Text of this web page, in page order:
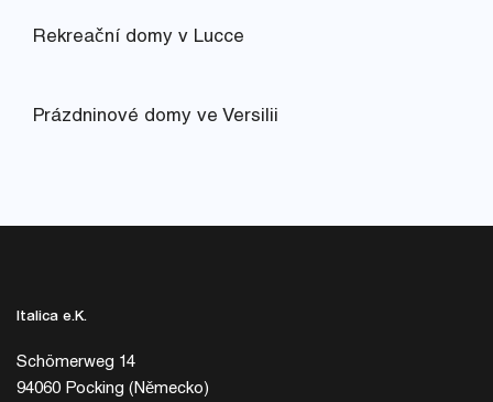
Rekreační domy v Lucce
Prázdninové domy ve Versilii
Italica e.K.
Schömerweg 14
94060 Pocking (Německo)